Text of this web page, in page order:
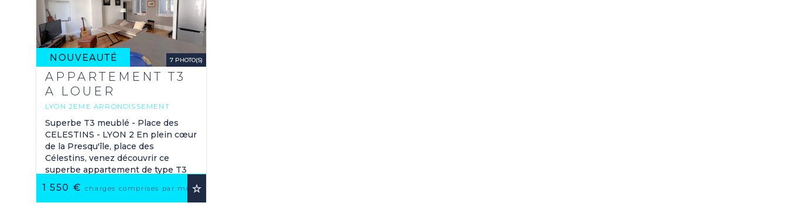
7 PHOTO(S)
APPARTEMENT T3
A LOUER
LYON 2EME ARRONDISSEMENT
76.1 M 2
1 550 € charges comprises par mois
Superbe T3 meublé - Place des
CELESTINS - LYON 2 En plein cœur
de la Presqu'île, place des
Célestins, venez découvrir ce
superbe appartement de type T3
de 76,10 m², entièrement rénové et
meublé avec ...